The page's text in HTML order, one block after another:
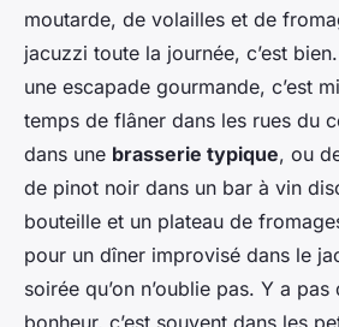
moutarde, de volailles et de
jacuzzi toute la journée, c’est
une escapade gourmande, c’est
temps de flâner dans les rues du
dans une brasserie typique, ou
de pinot noir dans un bar à vin
bouteille et un plateau de
pour un dîner improvisé dans le
soirée qu’on n’oublie pas. Y a
bonheur, c’est souvent dans les